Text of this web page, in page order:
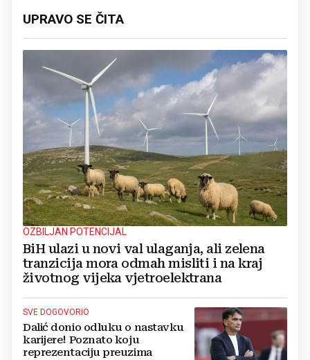
UPRAVO SE ČITA
OZBILJAN POTENCIJAL
BiH ulazi u novi val ulaganja, ali zelena
tranzicija mora odmah misliti i na kraj
životnog vijeka vjetroelektrana
SVE DOGOVORIO
Dalić donio odluku o nastavku
karijere! Poznato koju
reprezentaciju preuzima